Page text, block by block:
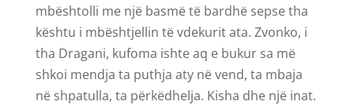
mbështolli me një basmë të bardhë sepse tha
kështu i mbështjellin të vdekurit ata. Zvonko, i
tha Dragani, kufoma ishte aq e bukur sa më
shkoi mendja ta puthja aty në vend, ta mbaja
në shpatulla, ta përkëdhelja. Kisha dhe një inat.